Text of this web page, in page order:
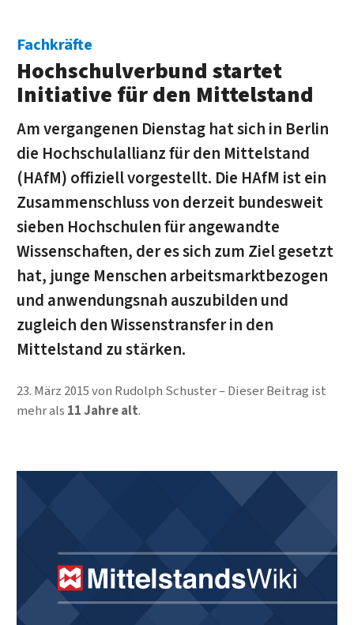
Fachkräfte
Hochschulverbund startet
Initiative für den Mittelstand
Am vergangenen Dienstag hat sich in Berlin
die Hochschulallianz für den Mittelstand
(HAfM) offiziell vorgestellt. Die HAfM ist ein
Zusammenschluss von derzeit bundesweit
sieben Hochschulen für angewandte
Wissenschaften, der es sich zum Ziel gesetzt
hat, junge Menschen arbeitsmarktbezogen
und anwendungsnah auszubilden und
zugleich den Wissenstransfer in den
Mittelstand zu stärken.
23. März 2015von Rudolph Schuster
Dieser Beitrag ist
mehr als 11 Jahre alt.